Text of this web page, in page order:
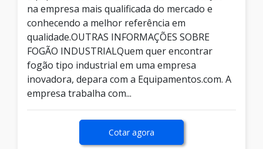
na empresa mais qualificada do mercado e
conhecendo a melhor referência em
qualidade.OUTRAS INFORMAÇÕES SOBRE
FOGÃO INDUSTRIALQuem quer encontrar
fogão tipo industrial em uma empresa
inovadora, depara com a Equipamentos.com. A
empresa trabalha com...
Cotar agora